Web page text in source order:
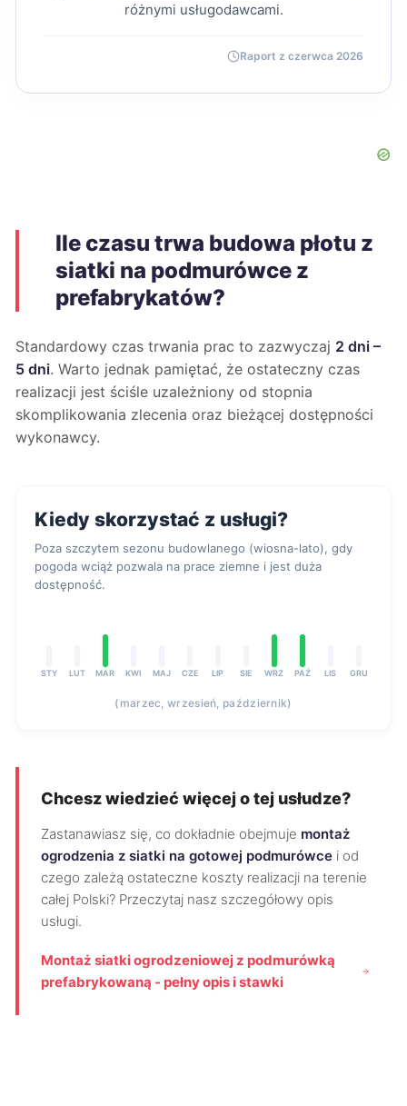
różnymi usługodawcami.
Raport z czerwca 2026
Ile czasu trwa budowa płotu z
siatki na podmurówce z
prefabrykatów?
Standardowy czas trwania prac to zazwyczaj 2 dni –
5 dni. Warto jednak pamiętać, że ostateczny czas
realizacji jest ściśle uzależniony od stopnia
skomplikowania zlecenia oraz bieżącej dostępności
wykonawcy.
Kiedy skorzystać z usługi?
Poza szczytem sezonu budowlanego (wiosna-lato), gdy
pogoda wciąż pozwala na prace ziemne i jest duża
dostępność.
STY LUT MAR KWI MAJ CZE LIP SIE WRZ PAŹ LIS GRU
(marzec, wrzesień, październik)
Chcesz wiedzieć więcej o tej usłudze?
Zastanawiasz się, co dokładnie obejmuje montaż
ogrodzenia z siatki na gotowej podmurówce i od
czego zależą ostateczne koszty realizacji na terenie
całej Polski? Przeczytaj nasz szczegółowy opis
usługi.
Montaż siatki ogrodzeniowej z podmurówką
prefabrykowaną - pełny opis i stawki